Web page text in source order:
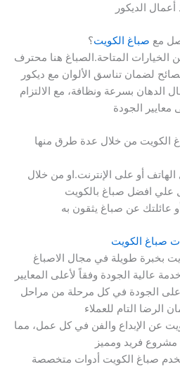
أعمال الديكور
مع صباغ الكويت؟
المتاحة.الصباغ هنا محترف
لضمان تناسق الألوان مع ديكور
الدهان بسرعة ونظافة، مع الالتزام
أو على الإنترنت.او من خلال
علي افضل صباغ بالكويت
صباغ الكويت
بخبرة طويلة في مجال الاصباغ
على الجودة في كل مرحلة من مراحل
عن الإبداع والفن في كل عمل، مما
صباغ الكويت أدوات متخصصة